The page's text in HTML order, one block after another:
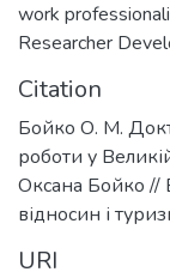
work
Researcher
Citation
Бойко О. М.
роботи у
Оксана Бойко //
відносин і
URI